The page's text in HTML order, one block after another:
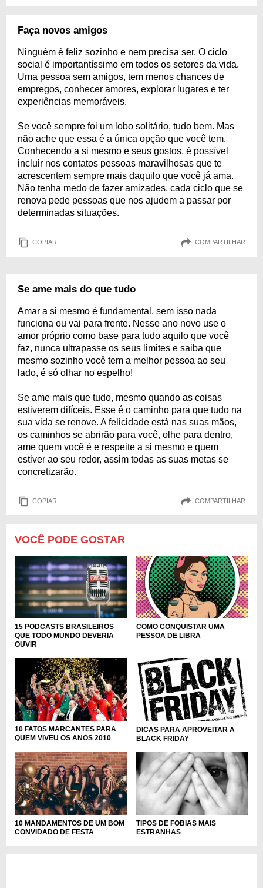
Faça novos amigos
Ninguém é feliz sozinho e nem precisa ser. O ciclo
social é importantíssimo em todos os setores da vida.
Uma pessoa sem amigos, tem menos chances de
empregos, conhecer amores, explorar lugares e ter
experiências memoráveis.
Se você sempre foi um lobo solitário, tudo bem. Mas
não ache que essa é a única opção que você tem.
Conhecendo a si mesmo e seus gostos, é possível
incluir nos contatos pessoas maravilhosas que te
acrescentem sempre mais daquilo que você já ama.
Não tenha medo de fazer amizades, cada ciclo que se
renova pede pessoas que nos ajudem a passar por
determinadas situações.
COPIAR COMPARTILHAR
Se ame mais do que tudo
Amar a si mesmo é fundamental, sem isso nada
funciona ou vai para frente. Nesse ano novo use o
amor próprio como base para tudo aquilo que você
faz, nunca ultrapasse os seus limites e saiba que
mesmo sozinho você tem a melhor pessoa ao seu
lado, é só olhar no espelho!
Se ame mais que tudo, mesmo quando as coisas
estiverem difíceis. Esse é o caminho para que tudo na
sua vida se renove. A felicidade está nas suas mãos,
os caminhos se abrirão para você, olhe para dentro,
ame quem você é e respeite a si mesmo e quem
estiver ao seu redor, assim todas as suas metas se
concretizarão.
COPIAR COMPARTILHAR
VOCÊ PODE GOSTAR
15 PODCASTS BRASILEIROS
QUE TODO MUNDO DEVERIA
OUVIR
COMO CONQUISTAR UMA
PESSOA DE LIBRA
10 FATOS MARCANTES PARA
QUEM VIVEU OS ANOS 2010
DICAS PARA APROVEITAR A
BLACK FRIDAY
10 MANDAMENTOS DE UM BOM
CONVIDADO DE FESTA
TIPOS DE FOBIAS MAIS
ESTRANHAS